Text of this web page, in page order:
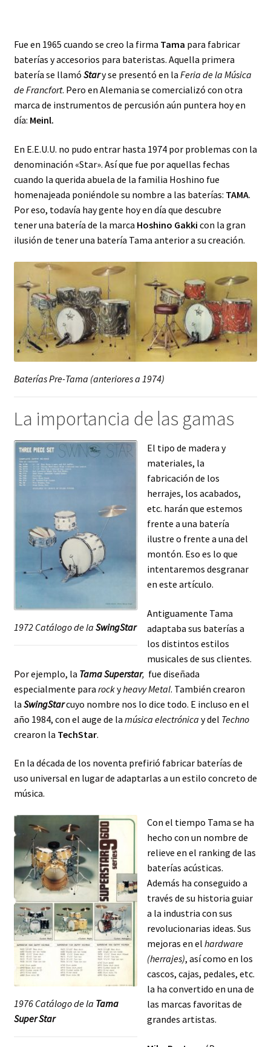
Fue en 1965 cuando se creo la firma Tama para fabricar
baterías y accesorios para bateristas. Aquella primera
batería se llamó Stary se presentó en la Feria de la Música
de Francfort. Pero en Alemania se comercializó con otra
marca de instrumentos de percusión aún puntera hoy en
día: Meinl.
En E.E.U.U. no pudo entrar hasta 1974 por problemas con la
denominación «Star». Así que fue por aquellas fechas
cuando la querida abuela de la familia Hoshino fue
homenajeada poniéndole su nombre a las baterías: TAMA.
Por eso, todavía hay gente hoy en día que descubre
tener una batería de la marca Hoshino Gakki con la gran
ilusión de tener una batería Tama anterior a su creación.
Baterías Pre-Tama (anteriores a 1974)
La importancia de las gamas
1972 Catálogo de la SwingStar
El tipo de madera y
materiales, la
fabricación de los
herrajes, los acabados,
etc. harán que estemos
frente a una batería
ilustre o frente a una del
montón. Eso es lo que
intentaremos desgranar
en este artículo.
Antiguamente Tama
adaptaba sus baterías a
los distintos estilos
musicales de sus clientes.
Por ejemplo, la Tama Superstar, fue diseñada
especialmente para rockyheavy Metal. También crearon
la SwingStarcuyo nombre nos lo dice todo. E incluso en el
año 1984, con el auge de la música electrónica y del Techno
crearon la TechStar.
En la década de los noventa prefirió fabricar baterías de
uso universal en lugar de adaptarlas a un estilo concreto de
música.
1976 Catálogo de la Tama
Super Star
Con el tiempo Tama se ha
hecho con un nombre de
relieve en el ranking de las
baterías acústicas.
Además ha conseguido a
través de su historia guiar
a la industria con sus
revolucionarias ideas. Sus
mejoras en el hardware
(herrajes), así como en los
cascos, cajas, pedales, etc.
la ha convertido en una de
las marcas favoritas de
grandes artistas.